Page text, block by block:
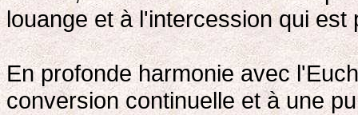
louange et à l'intercession qui
En profonde harmonie avec
conversion continuelle et à une